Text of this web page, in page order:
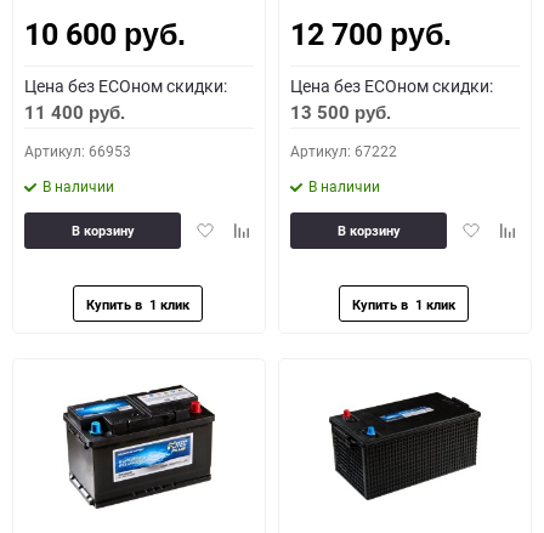
10 600 руб.
Цена без ECOном скидки:
11 400 руб.
Артикул: 66953
В наличии
ДобавитьДобавить
В корзину
12 700 руб.
Цена без ECOном скидки:
13 500 руб.
Артикул: 67222
В наличии
Добавить
В корзину